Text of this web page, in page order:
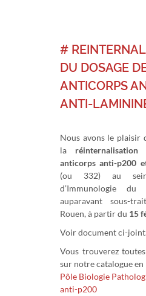
#
DU DOSAGE
ANTICORPS
ANTI-
Nous avons le plaisir
la
anticorps anti-p200
(ou 332) au
d’Immunologie
auparavant sous-
Rouen, à partir du 15
Voir document ci-
Vous trouverez
sur notre catalogue en
Pôle Biologie
anti-p200